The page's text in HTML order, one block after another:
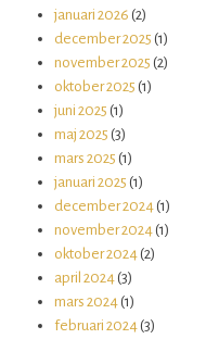
januari 2026 (2)
december 2025 (1)
november 2025 (2)
oktober 2025 (1)
juni 2025 (1)
maj 2025 (3)
mars 2025 (1)
januari 2025 (1)
december 2024 (1)
november 2024 (1)
oktober 2024 (2)
april 2024 (3)
mars 2024 (1)
februari 2024 (3)